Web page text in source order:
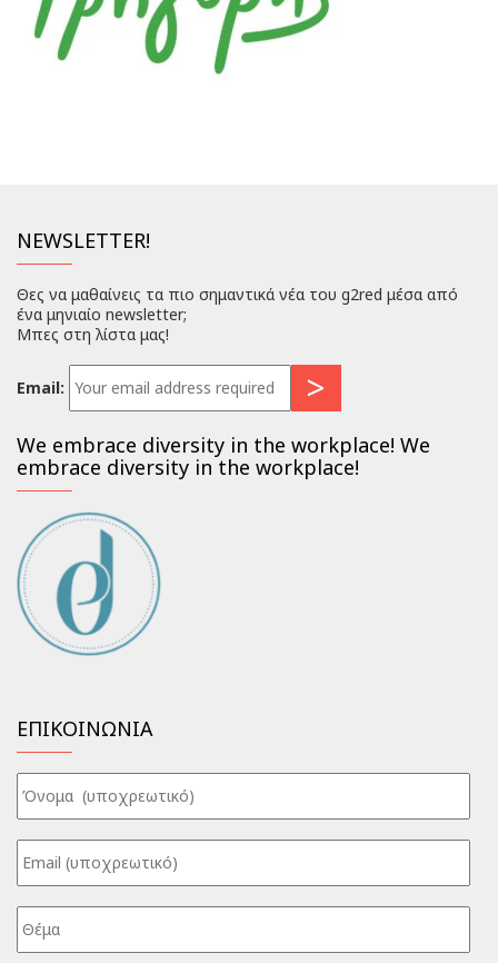
NEWSLETTER!
Θες να μαθαίνεις τα πιο σημαντικά νέα του g2red μέσα από
ένα μηνιαίο newsletter;
Μπες στη λίστα μας!
Email:
We embrace diversity in the workplace! We
embrace diversity in the workplace!
ΕΠΙΚΟΙΝΩΝΙΑ